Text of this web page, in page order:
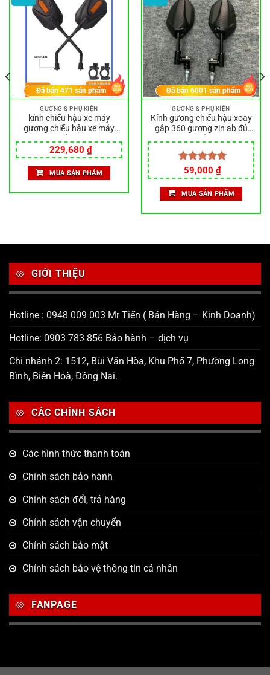
GƯƠNG & PHỤ KIỆN
kính chiếu hậu xe máy
gương chiếu hậu xe máy
Gương phản quang Thích
hợp cho xe máy Ba bánh
Gương chiếu hậu xem lớn
Zongshen Prince View
Gương chiếu hậu
Giá
gốc
là:
287,100 ₫.
229,680 ₫Giá
hiện
tại
là:
229,680 ₫.
Đã bán471 sản phẩm
MUA SẢN PHẨM
GƯƠNG & PHỤ KIỆN
Kính gương chiếu hậu xoay
gập 360 gương zin ab đủ
Được xếp
hạng5.00
5 sao
Giá
gốc
là:
63,000 ₫.
59,000 ₫Giá
hiện
tại
là:
59,000 ₫.
Đã bán 6001 sản phẩm
MUA SẢN PHẨM
GIỚI THIỆU
Hotline : 0948 009 003 Mr Tiến ( Bán Hàng – Kinh Doanh)
Hotline: 0903 783 856 Bảo hành – dịch vụ
Chi nhánh 2: 1512, Bùi Văn Hòa, Khu Phố 7, Phường Long
Bình, Biên Hoà, Đồng Nai.
CÁC CHÍNH SÁCH
Các hình thức thanh toán
Chính sách bảo hành
Chính sách đổi, trả hàng
Chính sách vận chuyển
Chính sách bảo mật
Chính sách bảo vệ thông tin cá nhân
FANPAGE